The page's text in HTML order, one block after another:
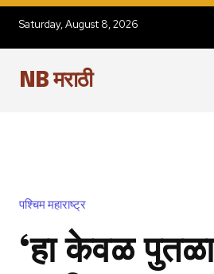
Saturday, August 8, 2026
NB मराठी
पश्चिम महाराष्ट्र
‘हा केवळ